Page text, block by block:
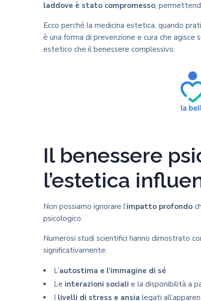
laddove è stato compromesso,
Ecco perché la medicina estetica, quando
è una forma di prevenzione e cura che
estetico che il benessere complessivo.
Il benessere
l’estetica
Non possiamo ignorare l’impatto profondo
psicologico.
Numerosi studi scientifici hanno dimostrato
significativamente:
L’autostima e l’immagine di sé
Le interazioni sociali e la disponibilità a
I livelli di stress e ansia legati